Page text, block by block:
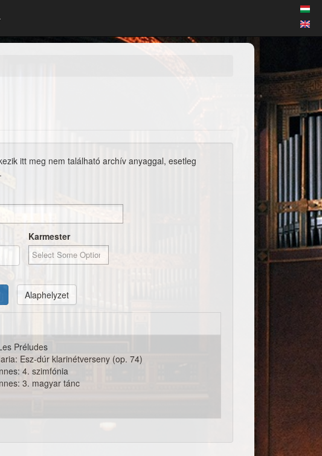
itt meg nem található archív anyaggal, esetleg
Karmester
Alaphelyzet
Préludes
Esz-dúr klarinétverseny (op. 74)
4. szimfónia
3. magyar tánc